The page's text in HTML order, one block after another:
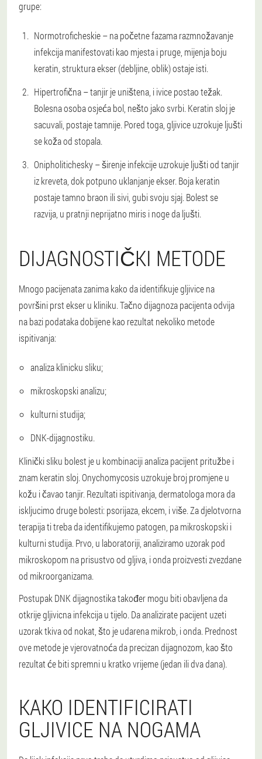
grupe:
Normotroficheskie – na početne fazama razmnožavanje
infekcija manifestovati kao mjesta i pruge, mijenja boju
keratin, struktura ekser (debljine, oblik) ostaje isti.
Hipertrofična – tanjir je uništena, i ivice postao težak.
Bolesna osoba osjeća bol, nešto jako svrbi. Keratin sloj je
sacuvali, postaje tamnije. Pored toga, gljivice uzrokuje ljušti
se koža od stopala.
Onipholitichesky – širenje infekcije uzrokuje ljušti od tanjir
iz kreveta, dok potpuno uklanjanje ekser. Boja keratin
postaje tamno braon ili sivi, gubi svoju sjaj. Bolest se
razvija, u pratnji neprijatno miris i noge da ljušti.
DIJAGNOSTIČKI METODE
Mnogo pacijenata zanima kako da identifikuje gljivice na
površini prst ekser u kliniku. Tačno dijagnoza pacijenta odvija
na bazi podataka dobijene kao rezultat nekoliko metode
ispitivanja:
analiza klinicku sliku;
mikroskopski analizu;
kulturni studija;
DNK-dijagnostiku.
Klinički sliku bolest je u kombinaciji analiza pacijent pritužbe i
znam keratin sloj. Onychomycosis uzrokuje broj promjene u
kožu i čavao tanjir. Rezultati ispitivanja, dermatologa mora da
iskljucimo druge bolesti: psorijaza, ekcem, i više.Za djelotvorna
terapija ti treba da identifikujemo patogen, pa mikroskopski i
kulturni studija. Prvo, u laboratoriji, analiziramo uzorak pod
mikroskopom na prisustvo od gljiva, i onda proizvesti zvezdane
od mikroorganizama.
Postupak DNK dijagnostika također mogu biti obavljena da
otkrije gljivicna infekcija u tijelo. Da analizirate pacijent uzeti
uzorak tkiva od nokat, što je udarena mikrob, i onda. Prednost
ove metode je vjerovatnoća da precizan dijagnozom, kao što
rezultat će biti spremni u kratko vrijeme (jedan ili dva dana).
KAKO IDENTIFICIRATI
GLJIVICE NA NOGAMA